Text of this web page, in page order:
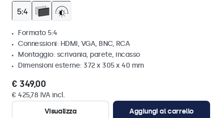
Formato 5:4
Connessioni: HDMI, VGA, BNC, RCA
Montaggio: scrivania, parete, incasso
Dimensioni esterne: 372 x 305 x 40 mm
€ 349,00
€ 425,78 IVA incl.
Visualizza
Aggiungi al carrello